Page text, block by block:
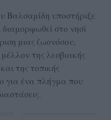
υποστήριξε
στο νησί
μιας ζωονόσου,
της λεσβιακής
της τοπικής
για ένα πλήγμα που